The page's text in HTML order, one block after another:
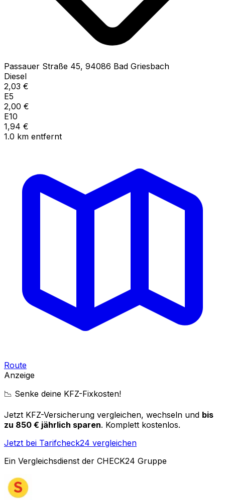
Passauer Straße 45, 94086 Bad Griesbach
Diesel
2,03 €
E5
2,00 €
E10
1,94 €
1.0 km entfernt
Route
Anzeige
📉 Senke deine KFZ-Fixkosten!
Jetzt KFZ-Versicherung vergleichen, wechseln und bis
zu 850 € jährlich sparen. Komplett kostenlos.
Jetzt bei Tarifcheck24 vergleichen
Ein Vergleichsdienst der CHECK24 Gruppe